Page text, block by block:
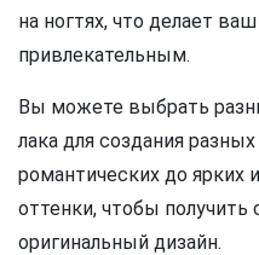
на ногтях, что делает
привлекательным.
Вы можете выбрать
лака для создания
романтических до ярких
оттенки, чтобы
оригинальный дизайн.